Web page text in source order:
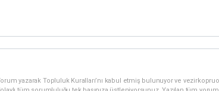
yazarak Topluluk Kuralları’nı kabul etmiş bulunuyor ve